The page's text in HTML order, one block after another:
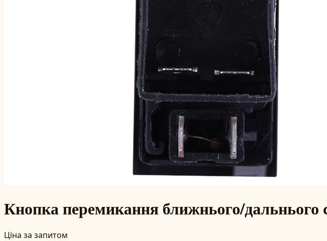
Кнопка перемикання ближнього/дальнього
Ціна за запитом